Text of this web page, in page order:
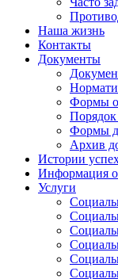
Наша жизнь
Контакты
Документы
Формы
Формы
Архив
Истории
Информация о
Услуги